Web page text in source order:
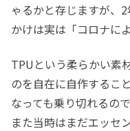
ゃるかと存じますが、
かけは実は「コロナに
TPUという柔らかい素
のを自在に自作するこ
なっても乗り切れるの
また当時はまだエッセ